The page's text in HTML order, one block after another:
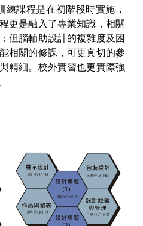
練課程是在初階段時實施，
更是融入了專業知識，相關
但腦輔助設計的複雜度及困
相關的修課，可更真切的參
精細。校外實習也更實際強